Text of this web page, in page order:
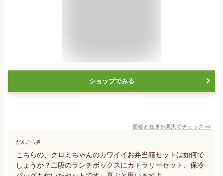
ショップでみる
価格と在庫を楽天でチェック >>
だんごっ鼻
こちらの、クロミちゃんのカワイイお弁当箱セットは如何で
しょうか？二段のランチボックスにカトラリーセット、保冷